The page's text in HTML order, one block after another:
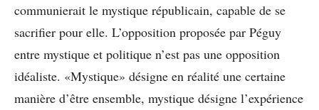
communierait le mystique républicain, capable de se
sacrifier pour elle. L’opposition proposée par Péguy
entre mystique et politique n’est pas une opposition
idéaliste. «Mystique» désigne en réalité une certaine
manière d’être ensemble, mystique désigne l’expérience